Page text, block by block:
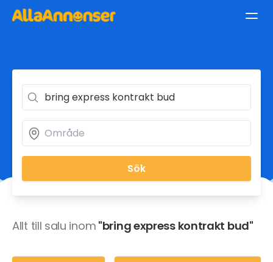
Sök
Allt till salu inom "bring express kontrakt bud"